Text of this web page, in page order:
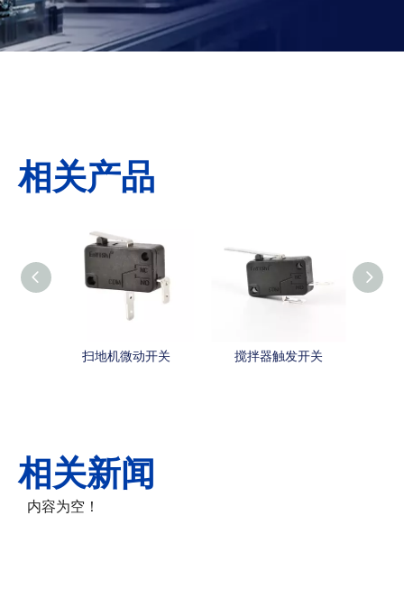
相关产品
扫地机微动开关 搅拌器触发开关
相关新闻
内容为空！